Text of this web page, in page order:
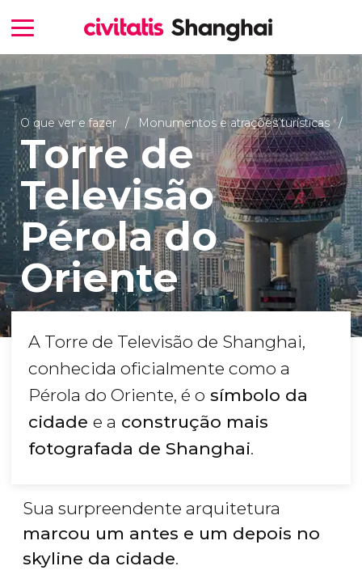
O que ver e fazer Monumentos e atrações turísticas
Torre de
Televisão
Pérola do
Oriente
A Torre de Televisão de Shanghai,
conhecida oficialmente como a
Pérola do Oriente, é o símbolo da
cidade e a construção mais
fotografada de Shanghai.
Sua surpreendente arquitetura
marcou um antes e um depois no
skyline da cidade.